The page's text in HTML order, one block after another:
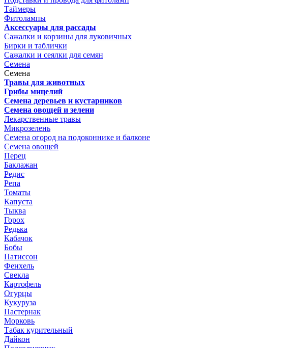
Таймеры
Фитолампы
Аксессуары для рассады
Сажалки и корзины для луковичных
Бирки и таблички
Сажалки и сеялки для семян
Семена
Семена
Травы для животных
Грибы мицелий
Семена деревьев и кустарников
Семена овощей и зелени
Лекарственные травы
Микрозелень
Семена огород на подоконнике и балконе
Семена овощей
Перец
Баклажан
Редис
Репа
Томаты
Капуста
Тыква
Горох
Редька
Кабачок
Бобы
Патиссон
Фенхель
Свекла
Картофель
Огурцы
Кукуруза
Пастернак
Морковь
Табак курительный
Дайкон